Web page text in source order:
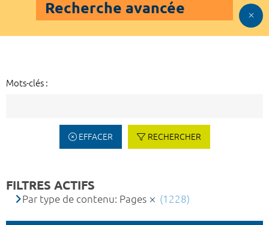
Recherche avancée
Mots-clés :
EFFACER RECHERCHER
FILTRES ACTIFS
Par type de contenu: Pages (1228)